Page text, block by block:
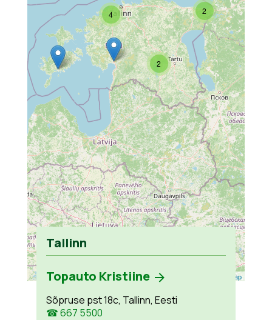
2
2
4
Leaflet OpenStreetMap
Tallinn
Topauto Kristiine
Sõpruse pst 18c, Tallinn, Eesti
☎ 667 5500